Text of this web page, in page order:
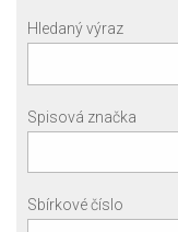
Hledaný výraz
Spisová značka
Sbírkové číslo